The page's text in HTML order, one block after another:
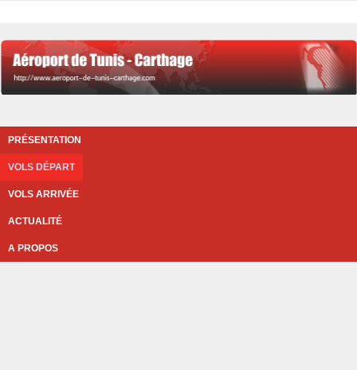
PRÉSENTATION
VOLS DÉPART
VOLS ARRIVÉE
ACTUALITÉ
A PROPOS